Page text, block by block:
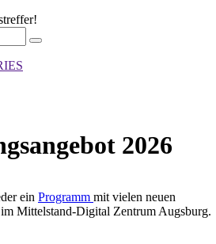
2026
ein Programm mit vielen neuen
im Mittelstand-Digital Zentrum Augsburg.